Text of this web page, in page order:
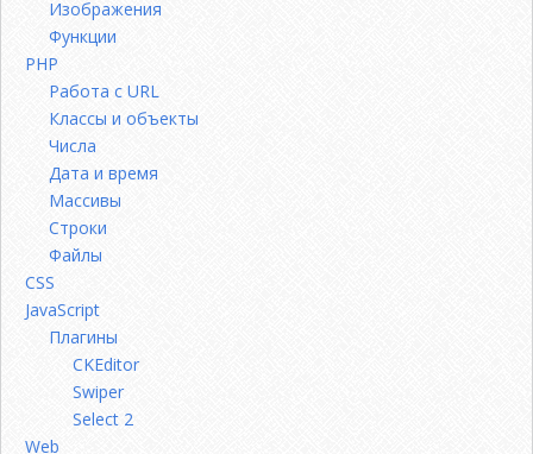
Изображения
Функции
PHP
Работа с URL
Классы и объекты
Числа
Дата и время
Массивы
Строки
Файлы
CSS
JavaScript
Плагины
CKEditor
Swiper
Select 2
Web